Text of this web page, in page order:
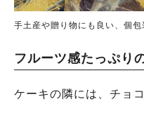
手土産や贈り物にも良い、個
フルーツ感たっぷり
ケーキの隣には、チョ